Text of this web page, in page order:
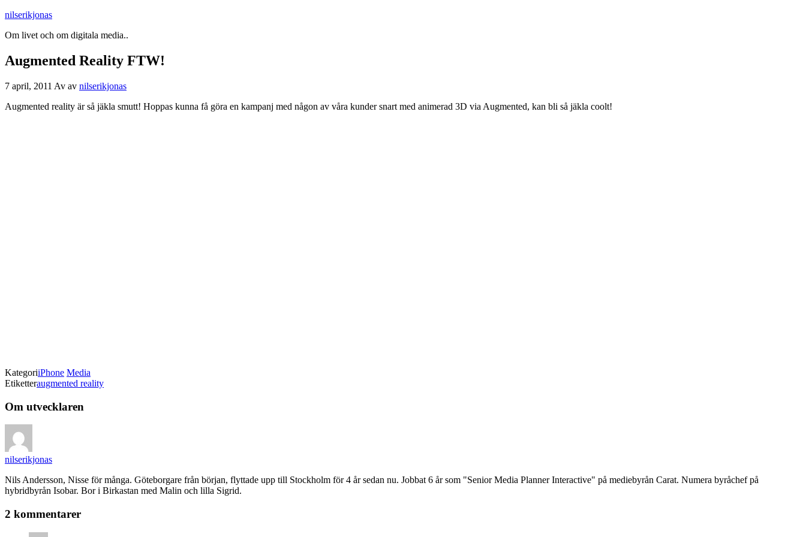
nilserikjonas
Om livet och om digitala media..
Augmented Reality FTW!
7 april, 2011 Av av nilserikjonas
Augmented reality är så jäkla smutt! Hoppas kunna få göra en kampanj med någon av våra kunder snart med animerad 3D via Augmented, kan bli så jäkla coolt!
KategoriiPhone Media
Etiketteraugmented reality
Om utvecklaren
nilserikjonas
Nils Andersson, Nisse för många. Göteborgare från början, flyttade upp till Stockholm för 4 år sedan nu. Jobbat 6 år som "Senior Media Planner Interactive" på mediebyrån Carat. Numera byråchef på
hybridbyrån Isobar. Bor i Birkastan med Malin och lilla Sigrid.
2 kommentarer